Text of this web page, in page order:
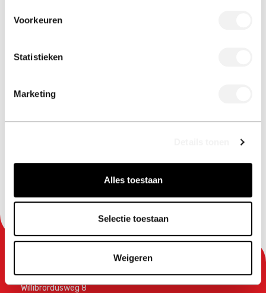
Voorkeuren
Statistieken
Marketing
Alles toestaan
Selectie toestaan
Weigeren
Ga terug
Hollarts Plastic Group BV
Willibrordusweg 8